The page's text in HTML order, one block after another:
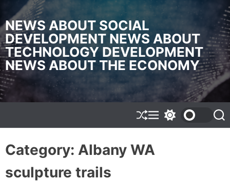
i
p
t
o
c
o
n
n
NEWS ABOUT SOCIAL
DEVELOPMENT NEWS ABOUT
TECHNOLOGY DEVELOPMENT
NEWS ABOUT THE ECONOMY
S
h
f
f
M
e
u
w
S
e
Category: Albany WA
sculpture trails